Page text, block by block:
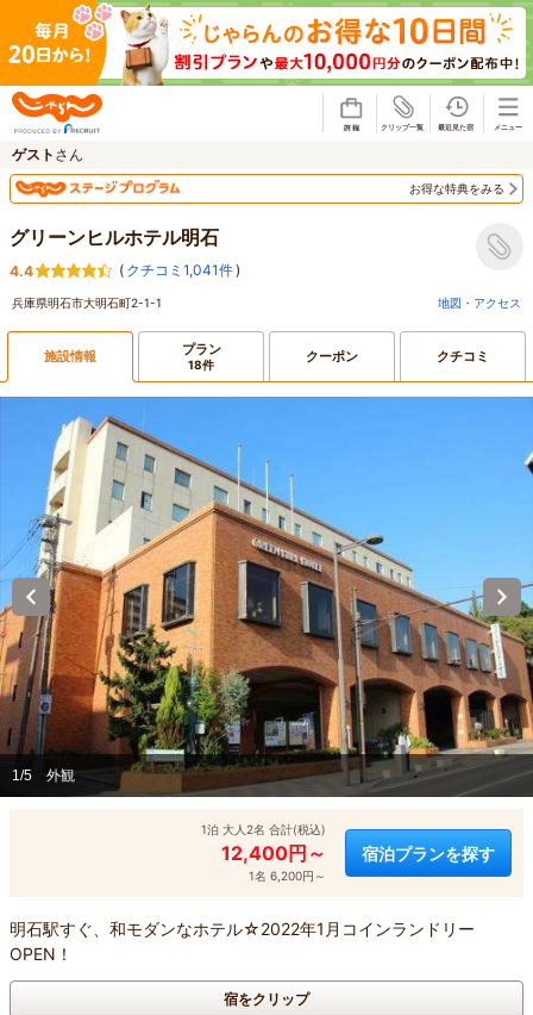
ゲスト さん
お得な特典をみる
グリーンヒルホテル明石
4.4 ( クチコミ1,041件)
兵庫県明石市大明石町2-1-1 地図・アクセス
施設情報 プラン
18件 クーポン クチコミ
1/5 外観
1泊 大人2名 合計(税込)
12,400円～
1名 6,200円～
宿泊プランを探す
明石駅すぐ、和モダンなホテル☆2022年1月コインランドリー
OPEN！
宿をクリップ